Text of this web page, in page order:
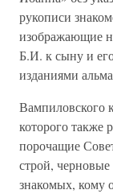
рукописи
изображающие
Б.И. к сыну и
изданиями
Вампиловского
которого также
порочащие
строй,
знакомых, кому